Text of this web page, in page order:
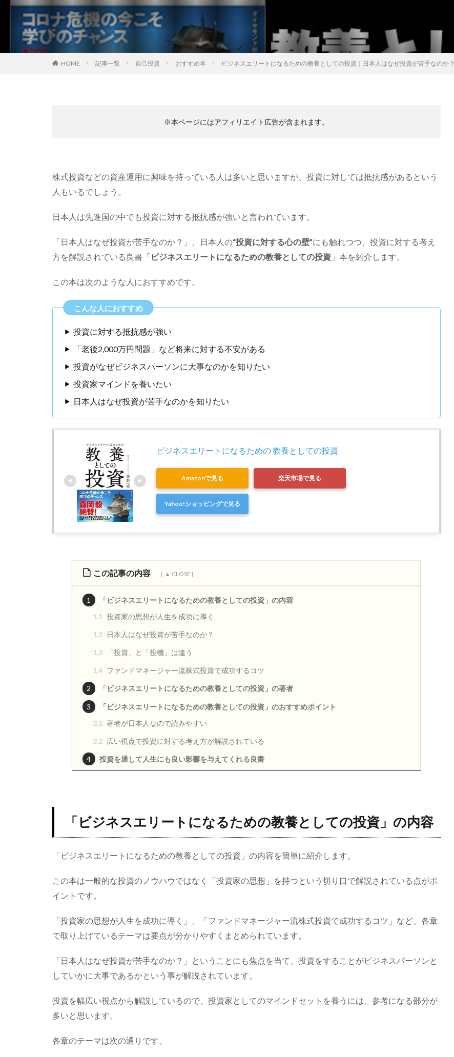
HOME 記事一覧 自己投資 おすすめ本 ビジネスエリートになるための教養としての投資｜日本人はなぜ投資が苦手なのか？
※本ページにはアフィリエイト広告が含まれます。
株式投資などの資産運用に興味を持っている人は多いと思いますが、投資に対しては抵抗感があるという
人もいるでしょう。
日本人は先進国の中でも投資に対する抵抗感が強いと言われています。
「日本人はなぜ投資が苦手なのか？」、日本人の“投資に対する心の壁”にも触れつつ、投資に対する考え
方を解説されている良書「 ビジネスエリートになるための教養としての投資 」本を紹介します。
この本は次のような人におすすめです。
投資に対する抵抗感が強い
「老後2,000万円問題」など将来に対する不安がある
投資がなぜビジネスパーソンに大事なのかを知りたい
投資家マインドを養いたい
日本人はなぜ投資が苦手なのかを知りたい
ビジネスエリートになるための 教養としての投資
Amazonで見る 楽天市場で見る
Yahoo!ショッピングで見る
この記事の内容
1
「ビジネスエリートになるための教養としての投資」の内容
1.1 投資家の思想が人生を成功に導く
1.2 日本人はなぜ投資が苦手なのか？
1.3 「投資」と「投機」は違う
1.4 ファンドマネージャー流株式投資で成功するコツ
2 「ビジネスエリートになるための教養としての投資」の著者
3
「ビジネスエリートになるための教養としての投資」のおすすめポイント
3.1 著者が日本人なので読みやすい
3.2 広い視点で投資に対する考え方が解説されている
4 投資を通して人生にも良い影響を与えてくれる良書
「ビジネスエリートになるための教養としての投資」の内容
「ビジネスエリートになるための教養としての投資」の内容を簡単に紹介します。
この本は一般的な投資のノウハウではなく「投資家の思想」を持つという切り口で解説されている点がポ
イントです。
「投資家の思想が人生を成功に導く」、「ファンドマネージャー流株式投資で成功するコツ」など、各章
で取り上げているテーマは要点が分かりやすくまとめられています。
「日本人はなぜ投資が苦手なのか？」ということにも焦点を当て、投資をすることがビジネスパーソンと
していかに大事であるかという事が解説されています。
投資を幅広い視点から解説しているので、投資家としてのマインドセットを養うには、参考になる部分が
多いと思います。
各章のテーマは次の通りです。